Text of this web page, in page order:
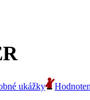
ukážky